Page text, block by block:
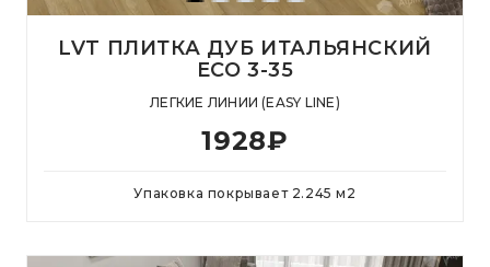
LVT ПЛИТКА ДУБ ИТАЛЬЯНСКИЙ
ЕСО 3-35
ЛЕГКИЕ ЛИНИИ (EASY LINE)
1928₽
Упаковка покрывает 2.245 м 2